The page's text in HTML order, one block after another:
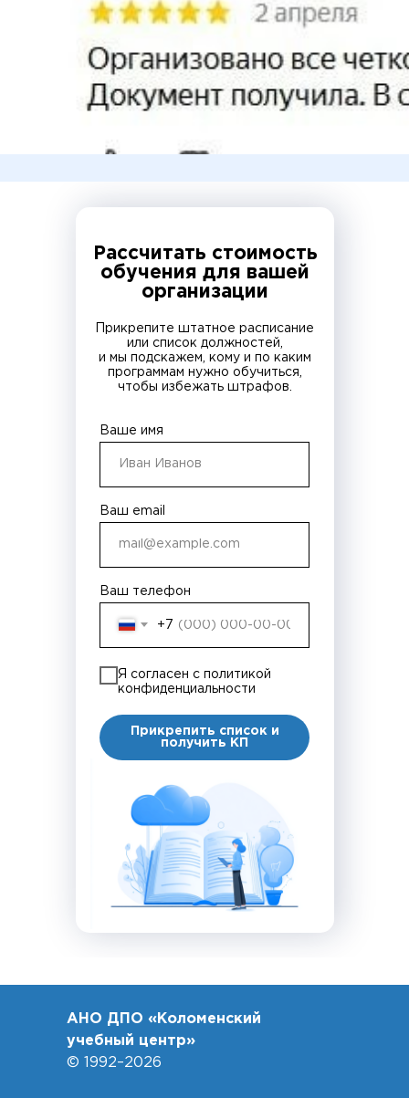
Рассчитать стоимость
обучения для вашей
организации
Прикрепите штатное расписание
или список должностей,
и мы подскажем, кому и по каким
программам нужно обучиться,
чтобы избежать штрафов.
Ваше имя
Ваш email
Ваш телефон
+7
Я согласен с политикой
конфиденциальности
Прикрепить список и
получить КП
АНО ДПО «Коломенский
учебный центр»
© 1992–2026